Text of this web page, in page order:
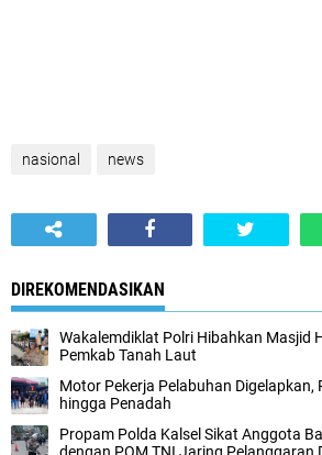
nasional news
DIREKOMENDASIKAN
Wakalemdiklat Polri Hibahkan Masjid
Pemkab Tanah Laut
Motor Pekerja Pelabuhan Digelapkan,
hingga Penadah
Propam Polda Kalsel Sikat Anggota